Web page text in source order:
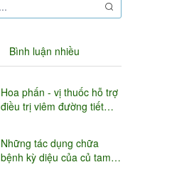
Bình luận nhiều
Hoa phấn - vị thuốc hỗ trợ
điều trị viêm đường tiết
Những tác dụng chữa
bệnh kỳ diệu của củ tam